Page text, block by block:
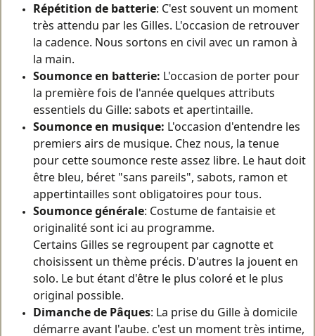
Répétition de batterie: C'est souvent un moment
très attendu par les Gilles. L'occasion de retrouver
la cadence. Nous sortons en civil avec un ramon à
la main.
Soumonce en batterie: L'occasion de porter pour
la première fois de l'année quelques attributs
essentiels du Gille: sabots et apertintaille.
Soumonce en musique: L'occasion d'entendre les
premiers airs de musique. Chez nous, la tenue
pour cette soumonce reste assez libre. Le haut doit
être bleu, béret "sans pareils", sabots, ramon et
appertintailles sont obligatoires pour tous.
Soumonce générale: Costume de fantaisie et
originalité sont ici au programme.
Certains Gilles se regroupent par cagnotte et
choisissent un thème précis. D'autres la jouent en
solo. Le but étant d'être le plus coloré et le plus
original possible.
Dimanche de Pâques: La prise du Gille à domicile
démarre avant l'aube. c'est un moment très intime,